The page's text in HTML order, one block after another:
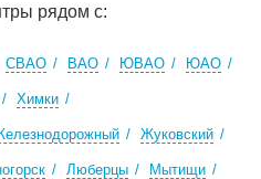
рядом с:
СВАО ВАО ЮВАО ЮАО
Химки
Жуковский
Люберцы Мытищи